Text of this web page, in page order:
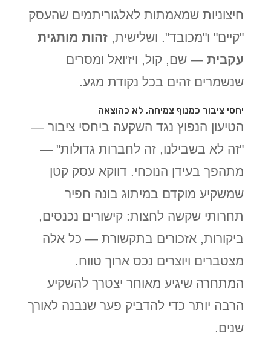
חיצוניות שמאמתות לאלגוריתמים שהעסק
"קיים" ו"מכובד". ושלישית, זהות מותגית
עקבית — שם, קול, ויז'ואל ומסרים
שנשמרים זהים בכל נקודת מגע.
יחסי ציבור כמנוף צמיחה, לא כהוצאה
הטיעון הנפוץ נגד השקעה ביחסי ציבור —
"זה לא בשבילנו, זה לחברות גדולות" —
מתהפך בעידן הנוכחי. דווקא עסק קטן
שמשקיע מוקדם במיתוג בונה חפיר
תחרותי שקשה לחצות: קישורים נכנסים,
ביקורות, אזכורים בתקשורת — כל אלה
מצטברים ויוצרים נכס ארוך טווח.
המתחרה שיגיע מאוחר יצטרך להשקיע
הרבה יותר כדי להדביק פער שנבנה לאורך
שנים.